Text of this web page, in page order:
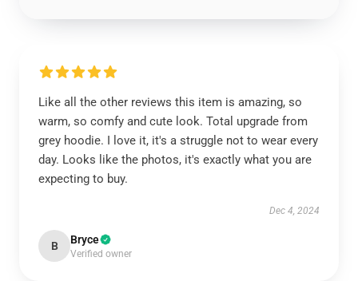
Like all the other reviews this item is amazing, so
warm, so comfy and cute look. Total upgrade from
grey hoodie. I love it, it's a struggle not to wear every
day. Looks like the photos, it's exactly what you are
expecting to buy.
Dec 4, 2024
B Bryce
Verified owner